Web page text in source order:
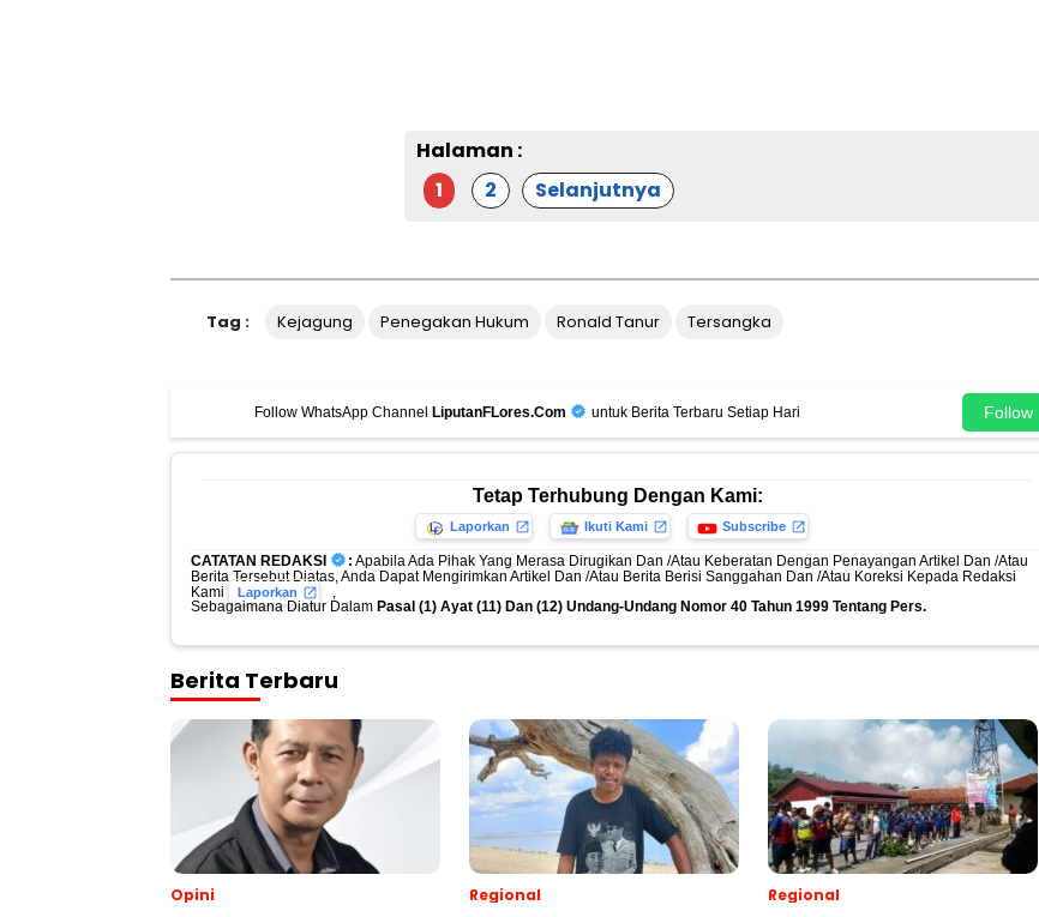
Halaman :
1
2 Selanjutnya
Tag : Kejagung Penegakan Hukum Ronald Tanur Tersangka
Follow WhatsApp Channel LiputanFLores.Com untuk Berita Terbaru Setiap Hari Follow
Tetap Terhubung Dengan Kami:
Laporkan Ikuti Kami Subscribe
CATATAN REDAKSI : Apabila Ada Pihak Yang Merasa Dirugikan Dan /Atau Keberatan Dengan Penayangan Artikel Dan /Atau
Berita Tersebut Diatas, Anda Dapat Mengirimkan Artikel Dan /Atau Berita Berisi Sanggahan Dan /Atau Koreksi Kepada Redaksi
Kami
Laporkan
Sebagaimana Diatur Dalam Pasal (1) Ayat (11) Dan (12) Undang-Undang Nomor 40 Tahun 1999 Tentang Pers.
Berita Terbaru
Opini Regional Regional